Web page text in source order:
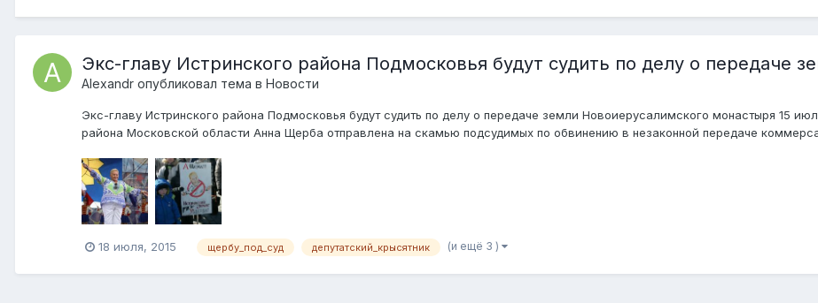
Экс-главу Истринского района Подмосковья будут судить по делу о передаче
Alexandr опубликовал тема в Новости
Экс-главу Истринского района Подмосковья будут судить по делу о передаче земли Новоиерусалимского монастыря 15
района Московской области Анна Щерба отправлена на скамью подсудимых по обвинению в незаконной передаче
18 июля, 2015 щербу_под_суд депутатский_крысятник (и ещё 3 )